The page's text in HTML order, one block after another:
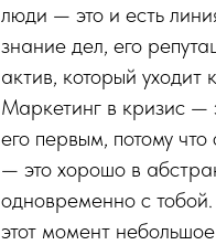
люди — это и есть
знание дел, его
актив, который уходит
Маркетинг в кризис —
его первым, потому
— это хорошо в
одновременно с
этот момент